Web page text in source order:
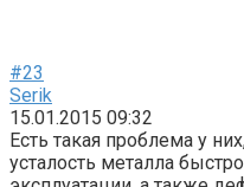
#23
Serik
15.01.2015 09:32
Есть такая проблема у
усталость металла